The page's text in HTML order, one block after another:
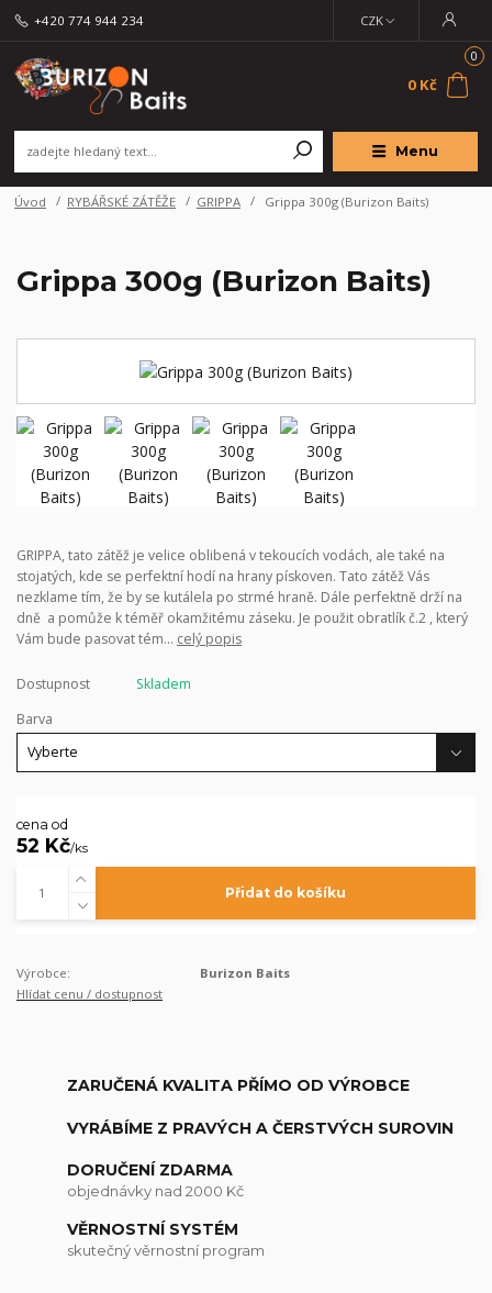
Menu
CZK
+420 774 944 234
0
0 Kč
Úvod RYBÁŘSKÉ ZÁTĚŽE GRIPPA Grippa 300g (Burizon Baits)
Grippa 300g (Burizon Baits)
GRIPPA, tato zátěž je velice oblibená v tekoucích vodách, ale také na
stojatých, kde se perfektní hodí na hrany pískoven. Tato zátěž Vás
nezklame tím, že by se kutálela po strmé hraně. Dále perfektně drží na
dně a pomůže k téměř okamžitému záseku. Je použit obratlík č.2 , který
Vám bude pasovat tém... celý popis
Dostupnost
Skladem
Barva
cena od
52 Kč/ks
Přidat do košíku
Výrobce:
Burizon Baits
Hlídat cenu / dostupnost
ZARUČENÁ KVALITA PŘÍMO OD VÝROBCE
VYRÁBÍME Z PRAVÝCH A ČERSTVÝCH SUROVIN
DORUČENÍ ZDARMA
objednávky nad 2000 Kč
VĚRNOSTNÍ SYSTÉM
skutečný věrnostní program